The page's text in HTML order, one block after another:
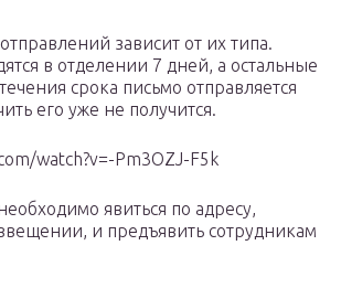
зависит от их типа.
в отделении 7 дней, а остальные
срока письмо отправляется
его уже не получится.
watch?v=-Pm3OZJ-F5k
явиться по адресу,
и предъявить сотрудникам